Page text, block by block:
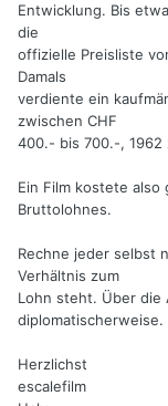
Entwicklung. Bis
die
offizielle Preisliste
Damals
verdiente ein
zwischen CHF
400.- bis 700.-,
Ein Film kostete
Bruttolohnes.
Rechne jeder selbst
Verhältnis zum
Lohn steht. Über die
diplomatischerweise.
Herzlichst
escalefilm